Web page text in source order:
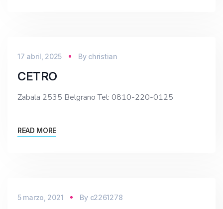
17 abril, 2025 By christian
CETRO
Zabala 2535 Belgrano Tel: 0810-220-0125
READ MORE
5 marzo, 2021 By c2261278